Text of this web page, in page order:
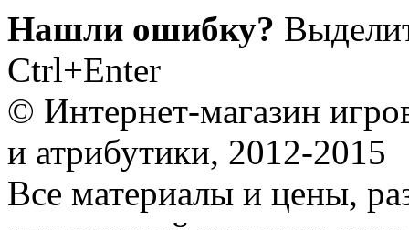
Нашли ошибку?
Ctrl+Enter
© Интернет-магазин
и атрибутики, 2012-2015
Все материалы и цены,